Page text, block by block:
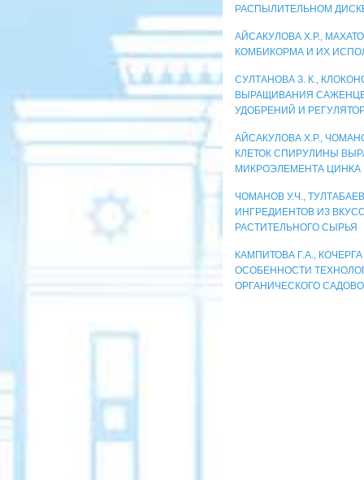
РАСПЫЛИТЕЛЬНОМ
АЙСАКУЛОВА Х.Р.,
КОМБИКОРМА И ИХ
СУЛТАНОВА З. К.,
ВЫРАЩИВАНИЯ
УДОБРЕНИЙ И
АЙСАКУЛОВА Х.Р.,
КЛЕТОК СПИРУЛИНЫ
МИКРОЭЛЕМЕНТА ЦИНКА
ЧОМАНОВ У.Ч.,
ИНГРЕДИЕНТОВ ИЗ
РАСТИТЕЛЬНОГО СЫРЬЯ
КАМПИТОВА Г.А.,
ОСОБЕННОСТИ
ОРГАНИЧЕСКОГО